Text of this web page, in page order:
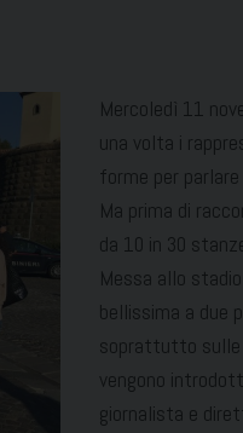
Mercoledì 11
una volta i
forme per
Ma prima di
da 10 in 30
Messa allo
bellissima a due
soprattutto sulle
vengono
giornalista e